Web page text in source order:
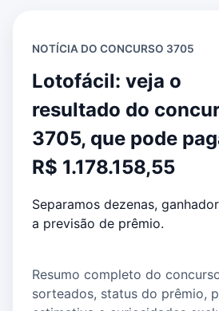
NOTÍCIA DO CONCURSO 3705
Lotofácil: veja o
resultado do
3705, que pode
R$ 1.178.158,55
Separamos dezenas,
a previsão de prêmio.
Resumo completo do
sorteados, status do prêmio,